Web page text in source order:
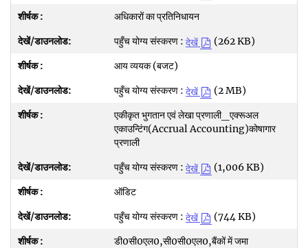
अधिकारों का प्रतिनिधायन
पहुँच योग्य संस्करण : देखें
(262 KB)
आय व्‍ययक (बजट)
पहुँच योग्य संस्करण : देखें
(2 MB)
एकीकृत भुगतान एवं लेखा प्रणाली_एक्‍रूअल
एकाउन्टिंग(Accrual Accounting)कोषागार
प्रणाली
पहुँच योग्य संस्करण : देखें
(1,006 KB)
ऑडिट
पहुँच योग्य संस्करण : देखें
(744 KB)
डी0सी0एल0,सी0सी0एल0,बैंकों में जमा